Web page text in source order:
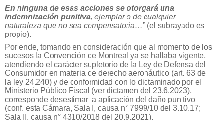
En ninguna de esas acciones se otorgará una
indemnización punitiva, ejemplar o de cualquier
naturaleza que no sea compensatoria…” (el subrayado es
propio).
Por ende, tomando en consideración que al momento de los
sucesos la Convención de Montreal ya se hallaba vigente,
atendiendo el carácter supletorio de la Ley de Defensa del
Consumidor en materia de derecho aeronáutico (art. 63 de
la ley 24.240) y de conformidad con lo dictaminado por el
Ministerio Público Fiscal (ver dictamen del 23.6.2023),
corresponde desestimar la aplicación del daño punitivo
(conf. esta Cámara, Sala I, causa n° 7999/10 del 3.10.17;
Sala II, causa n° 4310/2018 del 20.9.2021).